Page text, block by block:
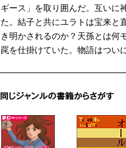
ギース」を取り囲んだ。互いに
た。結子と共にユラトは宝来と
き明かされるのか？天孫とは何
罠を仕掛けていた。物語はつい